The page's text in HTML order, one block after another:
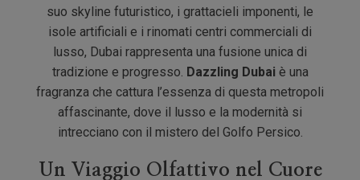
suo skyline futuristico, i grattacieli imponenti, le
isole artificiali e i rinomati centri commerciali di
lusso, Dubai rappresenta una fusione unica di
tradizione e progresso. Dazzling Dubaiè una
fragranza che cattura l’essenza di questa metropoli
affascinante, dove il lusso e la modernità si
intrecciano con il mistero del Golfo Persico.
Un Viaggio Olfattivo nel Cuore